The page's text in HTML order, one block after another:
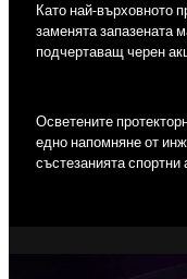
Като най-върховното
заменята запазената
подчертаващ черен
Осветените
едно напомняне от
състезанията спортни